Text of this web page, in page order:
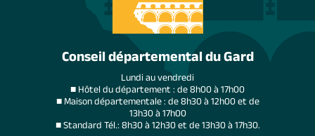
Conseil départemental du Gard
Lundi au vendredi
■ Hôtel du département : de 8h00 à 17h00
■ Maison départementale : de 8h30 à 12h00 et de
13h30 à 17h00
■ Standard Tél.: 8h30 à 12h30 et de 13h30 à 17h30.